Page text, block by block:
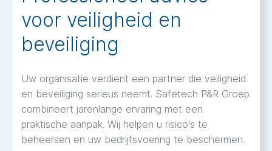
voor veiligheid en
beveiliging
Uw organisatie verdient een partner die veiligheid
en beveiliging serieus neemt. Safetech P&R Groep
combineert jarenlange ervaring met een
praktische aanpak. Wij helpen u risico's te
beheersen en uw bedrijfsvoering te beschermen.